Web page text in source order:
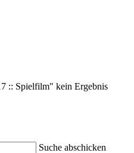
:: Spielfilm" kein Ergebnis
Suche abschicken